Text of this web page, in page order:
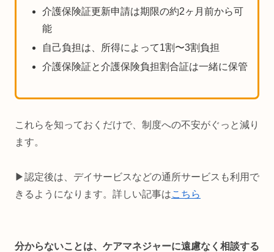
介護保険証更新申請は期限の約2ヶ月前から可
能
自己負担は、所得によって1割〜3割負担
介護保険証と介護保険負担割合証は一緒に保管
これらを知っておくだけで、制度への不安がぐっと減り
ます。
▶認定後は、デイサービスなどの通所サービスも利用で
きるようになります。詳しい記事はこちら
分からないことは、ケアマネジャーに遠慮なく相談する